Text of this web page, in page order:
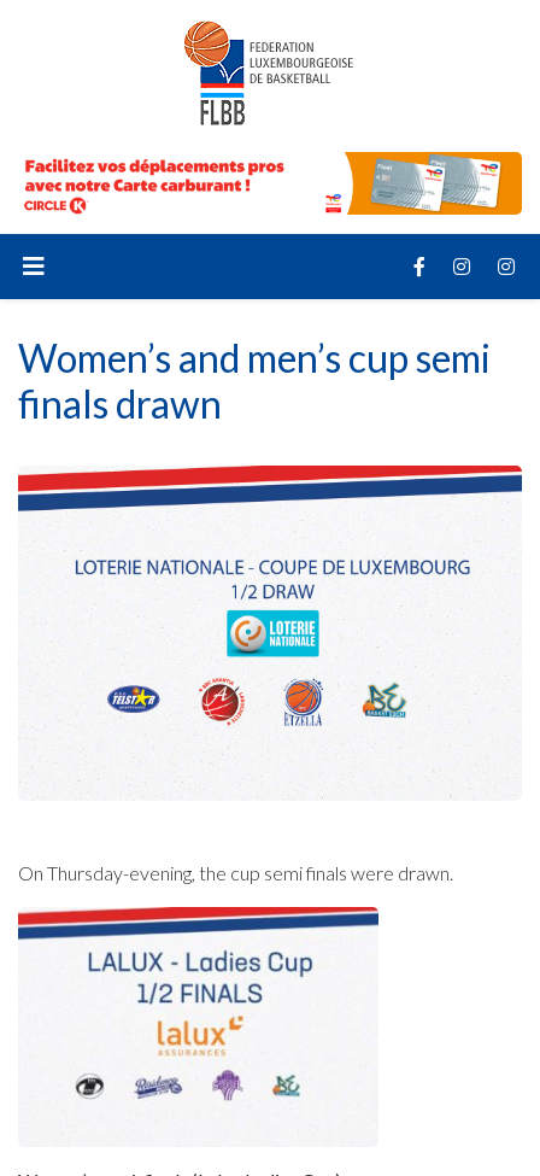
Women’s and men’s cup semi
finals drawn
On Thursday-evening, the cup semi finals were drawn.